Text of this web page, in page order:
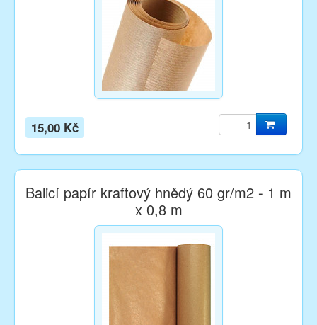
15,00 Kč
Balicí papír kraftový hnědý 60 gr/m2 - 1 m
x 0,8 m